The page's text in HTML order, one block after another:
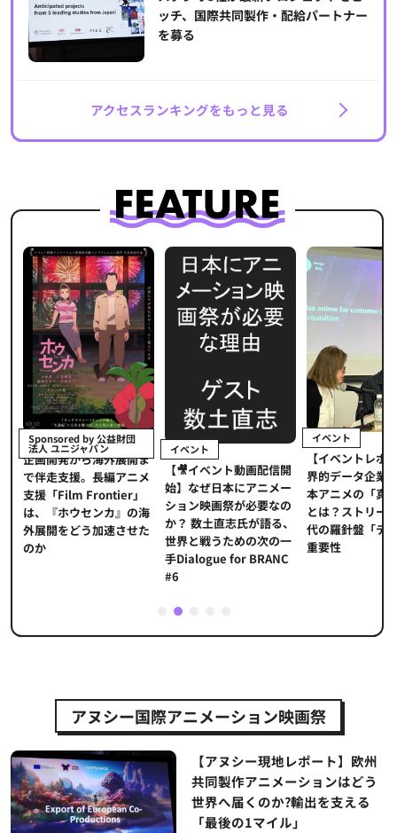
ッチ、国際共同製作・配給パートナー
を募る
アクセスランキングをもっと見る
Sponsored by 公益財団
法人 ユニジャパン
企画開発から海外展開ま
で伴走支援。長編アニメ
支援「Film Frontier」
は、『ホウセンカ』の海
外展開をどう加速させた
のか
イベント
【🎥イベント動画配信開
始】なぜ日本にアニメー
ション映画祭が必要なの
か？ 数土直志氏が語る、
世界と戦うための次の一
手Dialogue for BRANC
#6
イベント
【イベントレポ
界的データ企業
本アニメの「真
とは？ストリー
代の羅針盤「デ
重要性
2
アヌシー国際アニメーション映画祭
【アヌシー現地レポート】欧州
共同製作アニメーションはどう
世界へ届くのか?輸出を支える
「最後の1マイル」